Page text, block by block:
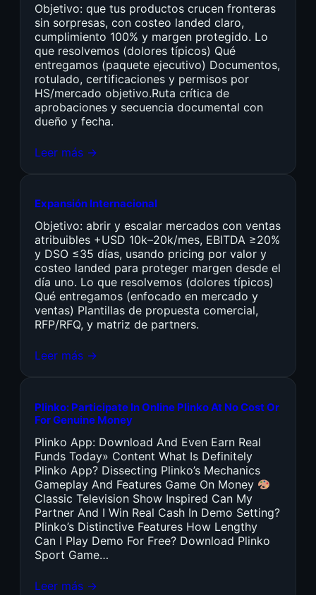
Objetivo: que tus productos crucen fronteras
sin sorpresas, con costeo landed claro,
cumplimiento 100% y margen protegido. Lo
que resolvemos (dolores típicos) Qué
entregamos (paquete ejecutivo) Documentos,
rotulado, certificaciones y permisos por
HS/mercado objetivo.Ruta crítica de
aprobaciones y secuencia documental con
dueño y fecha.
Leer más →
Expansión Internacional
Objetivo: abrir y escalar mercados con ventas
atribuibles +USD 10k–20k/mes, EBITDA ≥20%
y DSO ≤35 días, usando pricing por valor y
costeo landed para proteger margen desde el
día uno. Lo que resolvemos (dolores típicos)
Qué entregamos (enfocado en mercado y
ventas) Plantillas de propuesta comercial,
RFP/RFQ, y matriz de partners.
Leer más →
Plinko: Participate In Online Plinko At No Cost Or
For Genuine Money
Plinko App: Download And Even Earn Real
Funds Today» Content What Is Definitely
Plinko App? Dissecting Plinko’s Mechanics
Gameplay And Features Game On Money
Classic Television Show Inspired Can My
Partner And I Win Real Cash In Demo Setting?
Plinko’s Distinctive Features How Lengthy
Can I Play Demo For Free? Download Plinko
Sport Game…
Leer más →